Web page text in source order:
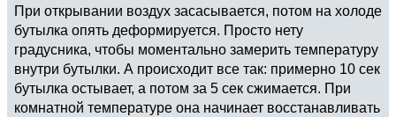
При открывании воздух засасывается, потом на холоде
бутылка опять деформируется. Просто нету
градусника, чтобы моментально замерить температуру
внутри бутылки. А происходит все так: примерно 10 сек
бутылка остывает, а потом за 5 сек сжимается. При
комнатной температуре она начинает восстанавливать